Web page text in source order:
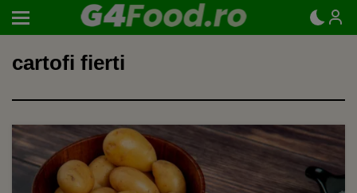
cartofi fierti